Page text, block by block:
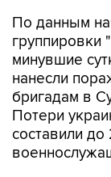
По данным
минувшие
нанесли
бригадам в
Потери
составили